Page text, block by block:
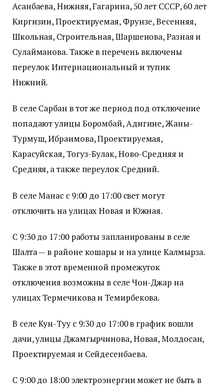
Асанбаева, Нижняя, Гагарина, 50 лет СССР, 60 лет
Киргизии, Проектируемая, Фрунзе, Весенняя,
Школьная, Строительная, Шаршенова, Разная и
Сулайманова. Также в перечень включены
переулок Интернациональный и тупик
Нижний.
В селе Сарбан в тот же период под отключение
попадают улицы Боромбай, Адигине, Жаны-
Турмуш, Ибраимова, Проектируемая,
Карасуйская, Тогуз-Булак, Ново-Средняя и
Средняя, а также переулок Средний.
В селе Манас с 9:00 до 17:00 свет могут
отключить на улицах Новая и Южная.
С 9:30 до 17:00 работы запланированы в селе
Шалта — в районе кошары и на улице Калмырза.
Также в этот временной промежуток
отключения возможны в селе Чон-Джар на
улицах Термечикова и Темирбекова.
В селе Кун-Туу с 9:30 до 17:00 в график вошли
дачи, улицы Джамгырчинова, Новая, Молдосан,
Проектируемая и Сейдесенбаева.
С 9:00 до 18:00 электроэнергии может не быть в